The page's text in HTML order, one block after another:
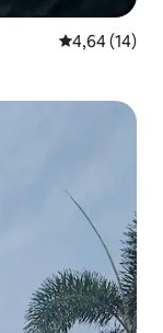
Évaluation
4,64 (14)